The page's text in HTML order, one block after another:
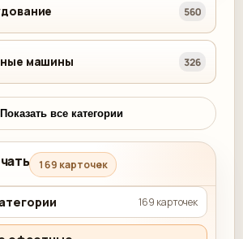
560
машины 326
Показать все категории
169 карточек
169 карточек